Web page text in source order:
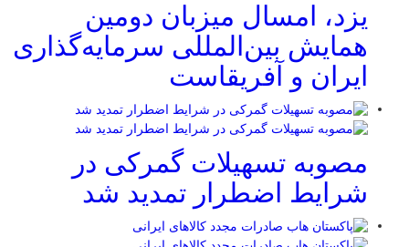
یزد، امسال میزبان دومین
همایش بین‌المللی سرمایه‌گذاری
ایران و آفریقاست
مصوبه تسهیلات گمرکی در
شرایط اضطرار تمدید شد